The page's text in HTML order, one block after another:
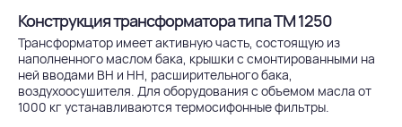
Конструкция трансформатора типа ТМ 1250
Трансформатор имеет активную часть, состоящую из
наполненного маслом бака, крышки с смонтированными на
ней вводами ВН и НН, расширительного бака,
воздухоосушителя. Для оборудования с объемом масла от
1000 кг устанавливаются термосифонные фильтры.